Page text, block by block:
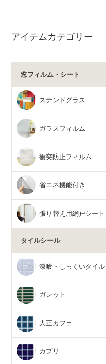
アイテムカテゴリー
窓フィルム・シート
ステンドグラス
ガラスフィルム
衝突防止フィルム
省エネ機能付き
張り替え用網戸シート
タイルシール
漆喰・しっくいタイル
ガレット
大正カフェ
カプリ